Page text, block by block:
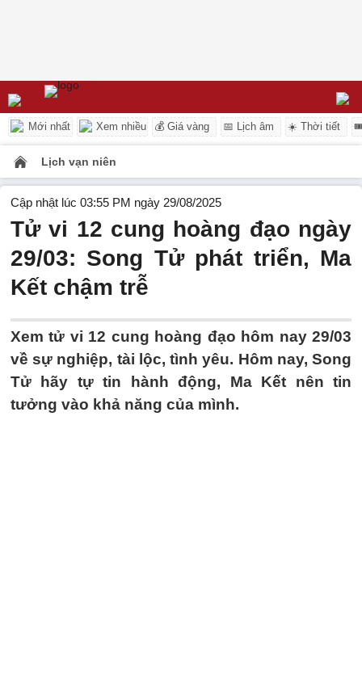
Mới nhất Xem nhiều 💰 Giá vàng 📅 Lịch âm ☀️ Thời tiết
Lịch vạn niên
Cập nhật lúc 03:55 PM ngày 29/08/2025
Tử vi 12 cung hoàng đạo ngày
29/03: Song Tử phát triển, Ma
Kết chậm trễ
Xem tử vi 12 cung hoàng đạo hôm nay 29/03
về sự nghiệp, tài lộc, tình yêu. Hôm nay, Song
Tử hãy tự tin hành động, Ma Kết nên tin
tưởng vào khả năng của mình.